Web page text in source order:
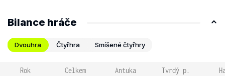
Bilance hráče
Dvouhra Čtyřhra Smíšené čtyřhry
Rok Celkem Antuka Tvrdý p.